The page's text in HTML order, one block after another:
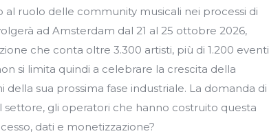
ruolo delle community musicali nei processi di
ad Amsterdam dal 21 al 25 ottobre 2026,
che conta oltre 3.300 artisti, più di 1.200 eventi
si limita quindi a celebrare la crescita della
sua prossima fase industriale. La domanda di
gli operatori che hanno costruito questa
dati e monetizzazione?